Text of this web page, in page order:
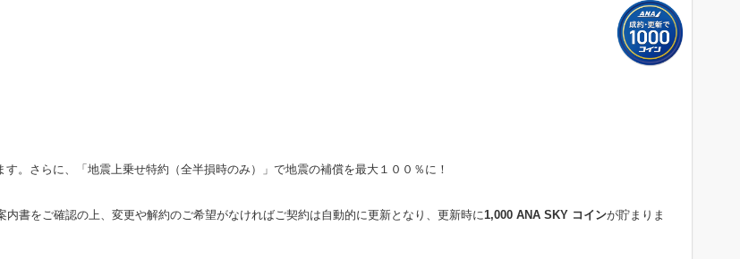
。さらに、「地震上乗せ特約（全半損時のみ）」で地震の補償を最大１００％に！
書をご確認の上、変更や解約のご希望がなければご契約は自動的に更新となり、更新時に1,000 ANA SKY コインが貯まりま